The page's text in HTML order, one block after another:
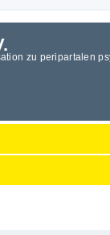
zu peripartalen